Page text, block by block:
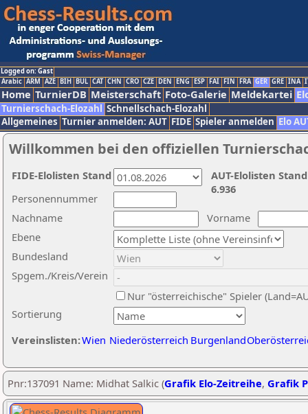
Logged on: Gast
Arabic ARM AZE BIH BUL CAT CHN CRO CZE DEN ENG ESP FAI FIN FRA GER GRE INA
Home TurnierDB Meisterschaft Foto-Galerie Meldekartei
Turnierschach-Elozahl Schnellschach-Elozahl
Allgemeines Turnier anmelden: AUT FIDE Spieler anmelden Elo
Willkommen bei den offiziellen
Nachname
Vorname
Ebene
Sortierung
Personennummer
Bundesland
Spgem./Kreis/Verein
Nur "österreichische" Spieler
Vereinslisten:Wien Niederösterreich Burgenland
AUT-Elolisten
6.936
FIDE-Elolisten Stand
Pnr:137091 Name: Midhat Salkic (Grafik Elo-Zeitreihe, Grafik